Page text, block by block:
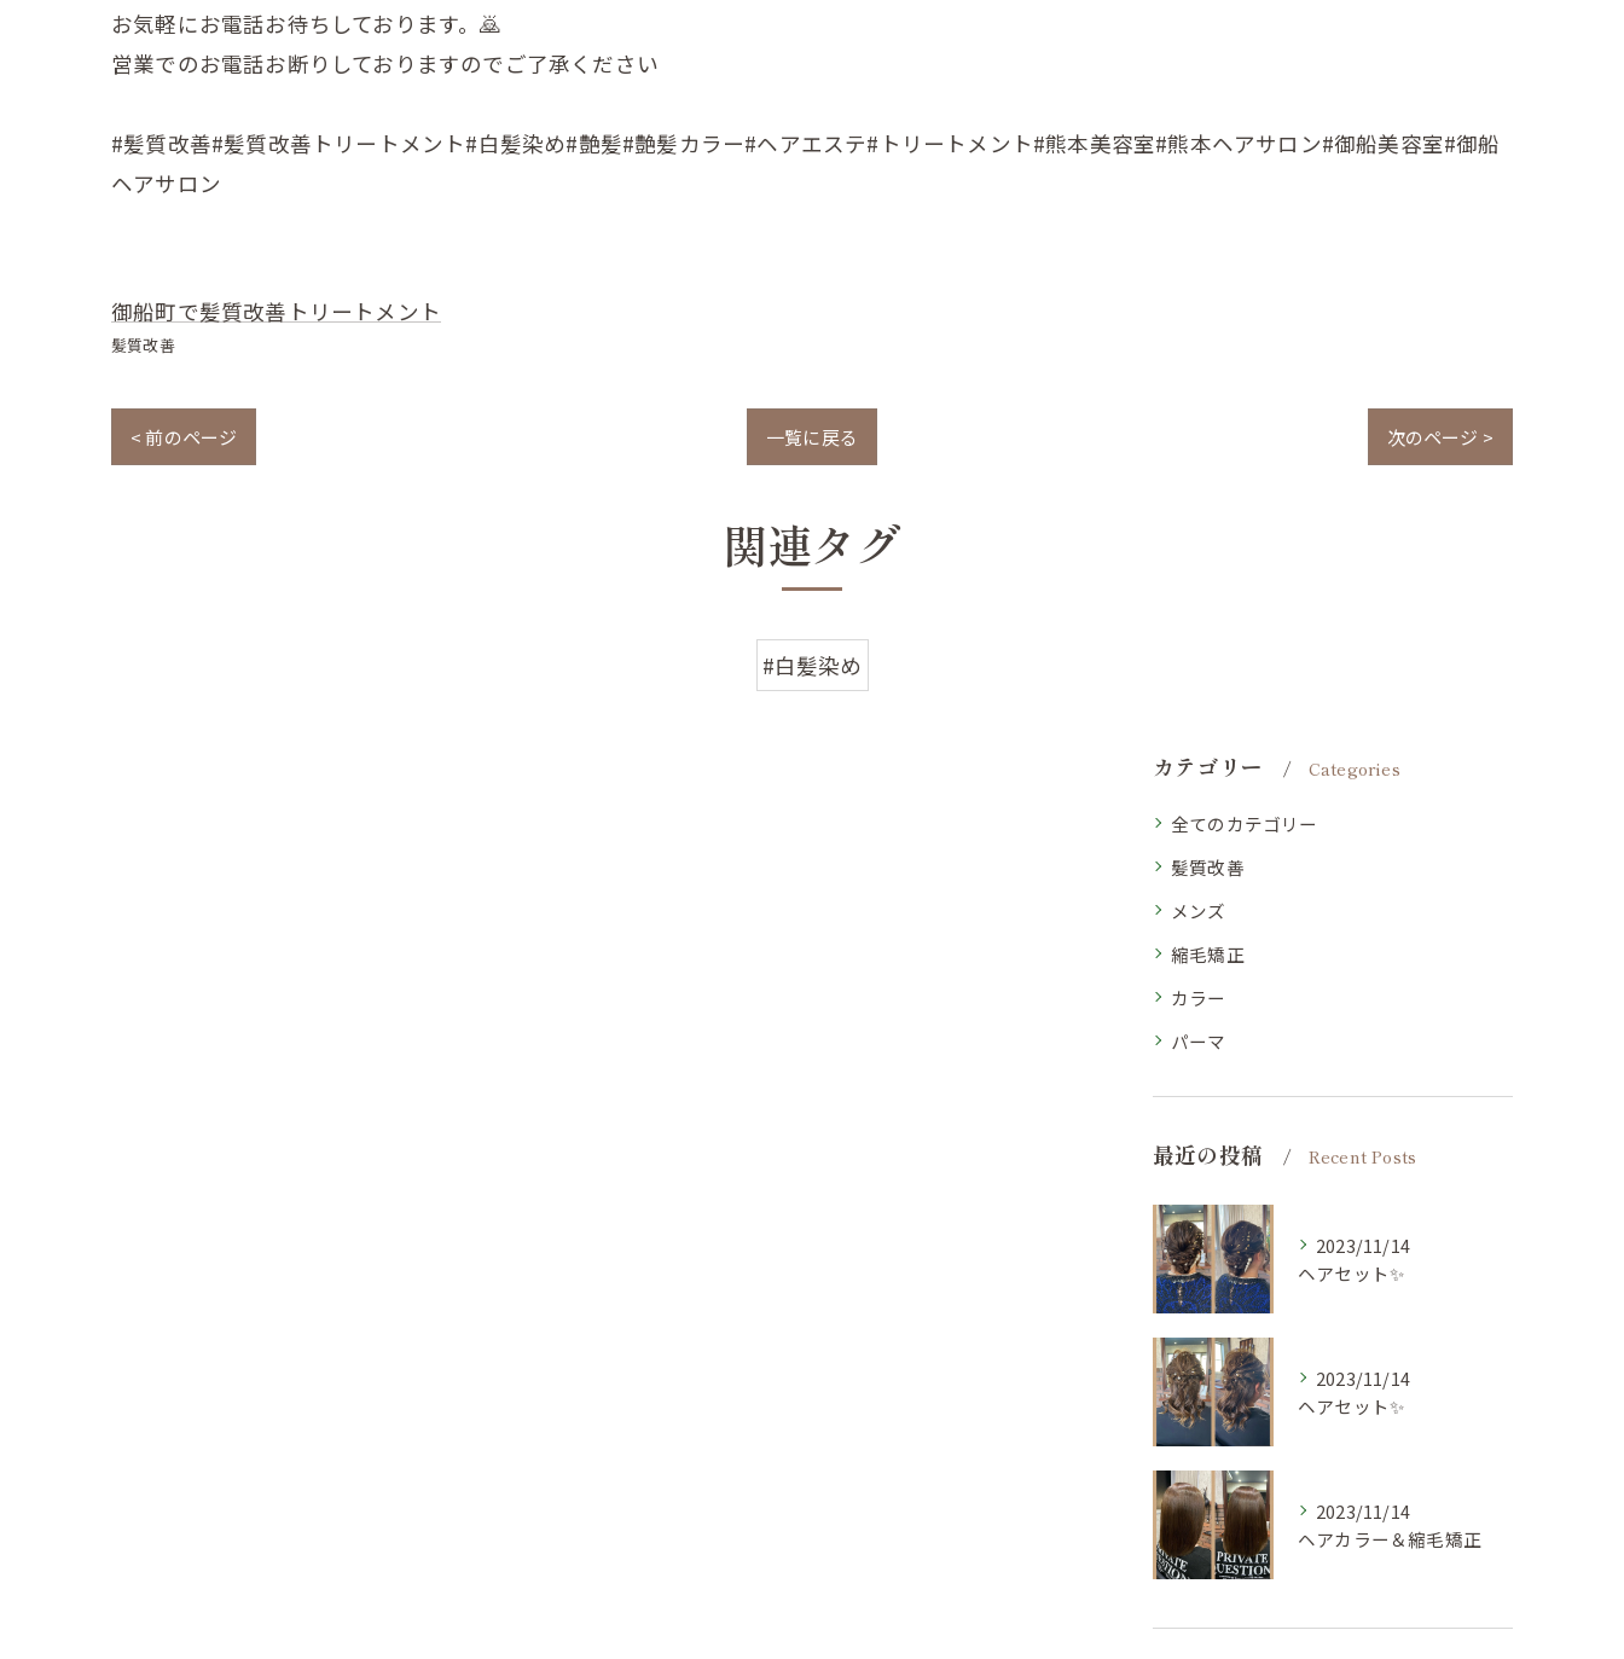
お気軽にお電話お待ちしております。🙇
営業でのお電話お断りしておりますのでご了承ください
#髪質改善#髪質改善トリートメント#白髪染め#艶髪#艶髪カラー#ヘアエステ#トリートメント#熊本美容室#熊本ヘアサロン#御船美容室#御船
ヘアサロン
御船町で髪質改善トリートメント
髪質改善
< 前のページ 一覧に戻る 次のページ >
関連タグ
#白髪染め
カテゴリー Categories
全てのカテゴリー
髪質改善
メンズ
縮毛矯正
カラー
パーマ
最近の投稿 Recent Posts
2023/11/14
ヘアセット✨
2023/11/14
ヘアセット✨
2023/11/14
ヘアカラー＆縮毛矯正